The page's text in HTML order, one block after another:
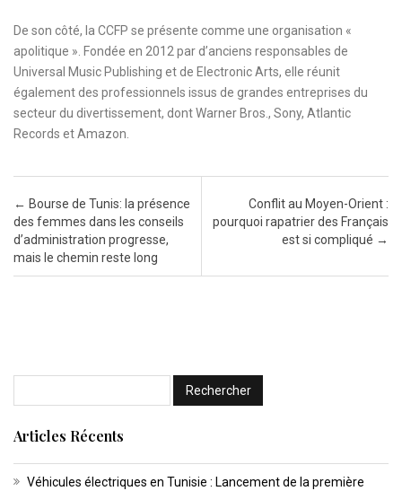
De son côté, la CCFP se présente comme une organisation «
apolitique ». Fondée en 2012 par d’anciens responsables de
Universal Music Publishing et de Electronic Arts, elle réunit
également des professionnels issus de grandes entreprises du
secteur du divertissement, dont Warner Bros., Sony, Atlantic
Records et Amazon.
Post navigation
← Bourse de Tunis: la présence
des femmes dans les conseils
d’administration progresse,
mais le chemin reste long
Conflit au Moyen-Orient :
pourquoi rapatrier des Français
est si compliqué →
Articles Récents
Véhicules électriques en Tunisie : Lancement de la première